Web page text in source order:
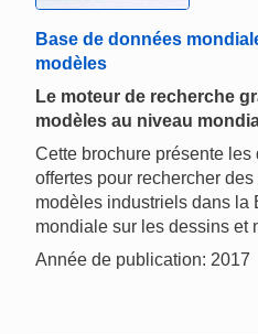
Base de données
modèles
Le moteur de recherche
modèles au niveau
Cette brochure présente
offertes pour rechercher
modèles industriels dans la
mondiale sur les dessins et
Année de publication: 2017